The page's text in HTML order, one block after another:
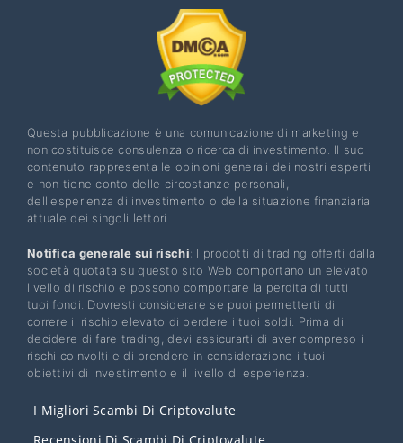
Questa pubblicazione è una comunicazione di marketing e
non costituisce consulenza o ricerca di investimento. Il suo
contenuto rappresenta le opinioni generali dei nostri esperti
e non tiene conto delle circostanze personali,
dell'esperienza di investimento o della situazione finanziaria
attuale dei singoli lettori.
Notifica generale sui rischi: I prodotti di trading offerti dalla
società quotata su questo sito Web comportano un elevato
livello di rischio e possono comportare la perdita di tutti i
tuoi fondi. Dovresti considerare se puoi permetterti di
correre il rischio elevato di perdere i tuoi soldi. Prima di
decidere di fare trading, devi assicurarti di aver compreso i
rischi coinvolti e di prendere in considerazione i tuoi
obiettivi di investimento e il livello di esperienza.
I Migliori Scambi Di Criptovalute